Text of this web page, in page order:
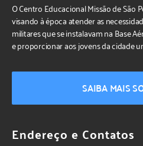
O Centro Educacional Missão de São
visando à época atender as
militares que se instalavam na Base
e proporcionar aos jovens da cidade
SAIBA MAIS
Endereço e Contatos